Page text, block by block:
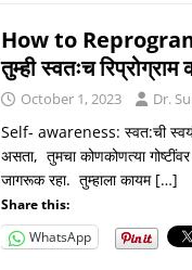
How to
तुम्ही स्वतःच
October 1, 2023 Dr.
Self- awareness: स्वत:ची
असता, तुमचा कोणकोणत्या
जागरूक रहा. तुम्हाला कायम […]
Share this:
WhatsApp